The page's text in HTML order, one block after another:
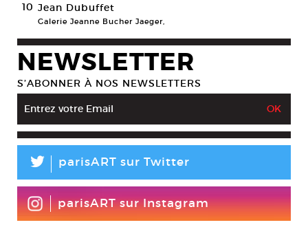
10 Jean Dubuffet
Galerie Jeanne Bucher Jaeger,
NEWSLETTER
S’ABONNER À NOS NEWSLETTERS
L parisART sur Twitter
parisART sur Instagram